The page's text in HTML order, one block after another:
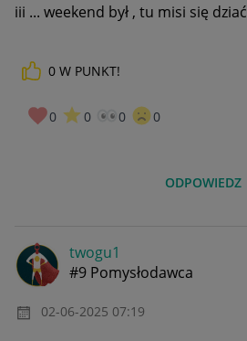
iii ... weekend był , tu misi się dziać
0 W PUNKT!
0 0 0 0
ODPOWIEDZ
twogu1
#9 Pomysłodawca
‎02-06-2025 07:19